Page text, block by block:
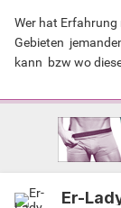
Wer hat
Gebieten
kann bzw wo
Er-